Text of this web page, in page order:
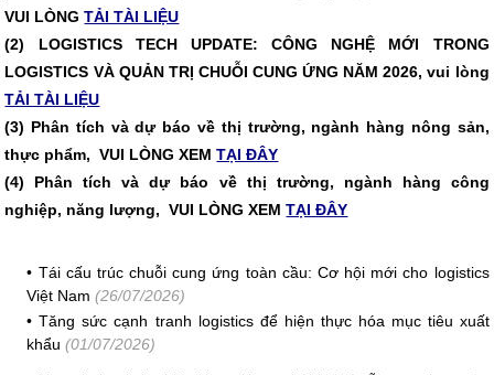
VUI LÒNGTẢI TÀI LIỆU
(2) LOGISTICS TECH UPDATE: CÔNG NGHỆ MỚI TRONG
LOGISTICS VÀ QUẢN TRỊ CHUỖI CUNG ỨNG NĂM 2026, vui lòng
TẢI TÀI LIỆU
(3) Phân tích và dự báo về thị trường, ngành hàng nông sản,
thực phẩm, VUI LÒNG XEMTẠI ĐÂY
(4) Phân tích và dự báo về thị trường, ngành hàng công
nghiệp, năng lượng, VUI LÒNG XEMTẠI ĐÂY
• Tái cấu trúc chuỗi cung ứng toàn cầu: Cơ hội mới cho logistics
Việt Nam (26/07/2026)
•Tăng sức cạnh tranh logistics để hiện thực hóa mục tiêu xuất
khẩu (01/07/2026)